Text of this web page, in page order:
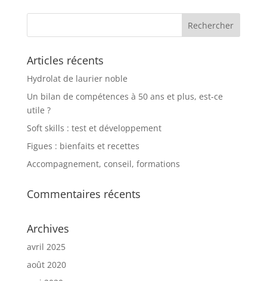
Articles récents
Hydrolat de laurier noble
Un bilan de compétences à 50 ans et plus, est-ce
utile ?
Soft skills : test et développement
Figues : bienfaits et recettes
Accompagnement, conseil, formations
Commentaires récents
Archives
avril 2025
août 2020